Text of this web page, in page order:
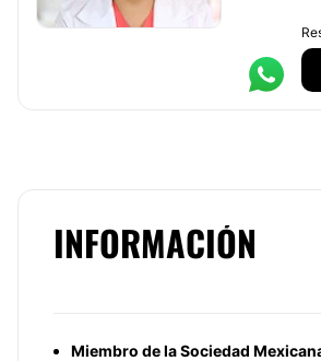
INFORMACIÓN
Miembro de la Sociedad